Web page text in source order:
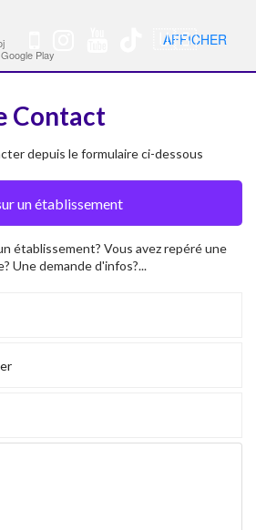
🇺🇸 Nav
Contact
depuis le formulaire ci-dessous
établissement? Vous avez repéré une
Une demande d'infos?...
Play
AFFICHER